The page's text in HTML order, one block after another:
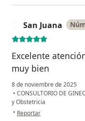
San Juana
Excelente
muy bien
8 de noviembre de 2025
• CONSULTORIO DE
y Obstetricia
• en opinión del usuario San
Reportar